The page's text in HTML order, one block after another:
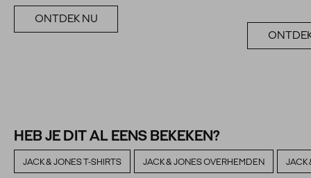
ONTDEK NU
HEB JE DIT AL EENS BEKEKEN?
JACK & JONES T-SHIRTS JACK & JONES OVERHEMDEN JACK